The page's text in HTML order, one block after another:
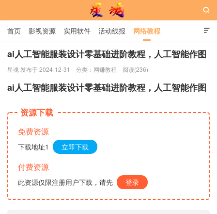

首页 影视资源 实用软件 活动线报 网络教程
用户中心 书籍 娱乐

ai人工智能服装设计零基础进阶教程，人工智能作图
星魂 发布于 2024-12-31 分类： 网赚教程 阅读(236)
ai人工智能服装设计零基础进阶教程，人工智能作图
资源下载
免费资源
下载地址1 立即下载
付费资源
此资源仅限注册用户下载，请先 登录